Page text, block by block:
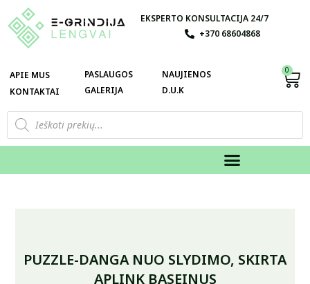
EKSPERTO KONSULTACIJA 24/7
+370 68604868
APIE MUS
KONTAKTAI
PASLAUGOS
GALERIJA
NAUJIENOS
D.U.K
0
PUZZLE-DANGA NUO SLYDIMO, SKIRTA
APLINK BASEINUS